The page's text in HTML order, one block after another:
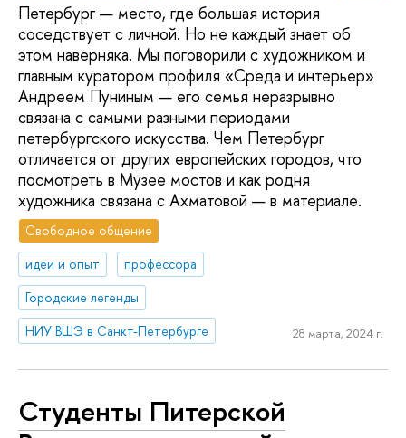
Петербург — место, где большая история
соседствует с личной. Но не каждый знает об
этом наверняка. Мы поговорили с художником и
главным куратором профиля «Среда и интерьер»
Андреем Пуниным — его семья неразрывно
связана с самыми разными периодами
петербургского искусства. Чем Петербург
отличается от других европейских городов, что
посмотреть в Музее мостов и как родня
художника связана с Ахматовой — в материале.
Свободное общение
идеи и опыт
профессора
Городские легенды
НИУ ВШЭ в Санкт-Петербурге
28 марта, 2024 г.
Студенты Питерской